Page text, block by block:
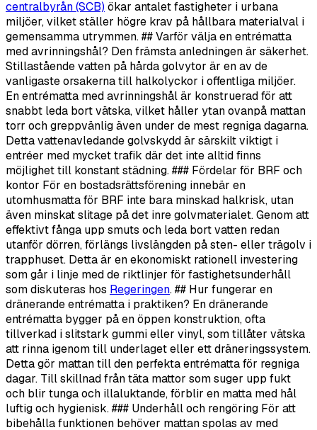
centralbyrån (SCB) ökar antalet fastigheter i urbana
miljöer, vilket ställer högre krav på hållbara materialval i
gemensamma utrymmen. ## Varför välja en entrématta
med avrinningshål? Den främsta anledningen är säkerhet.
Stillastående vatten på hårda golvytor är en av de
vanligaste orsakerna till halkolyckor i offentliga miljöer.
En entrématta med avrinningshål är konstruerad för att
snabbt leda bort vätska, vilket håller ytan ovanpå mattan
torr och greppvänlig även under de mest regniga dagarna.
Detta vattenavledande golvskydd är särskilt viktigt i
entréer med mycket trafik där det inte alltid finns
möjlighet till konstant städning. ### Fördelar för BRF och
kontor För en bostadsrättsförening innebär en
utomhusmatta för BRF inte bara minskad halkrisk, utan
även minskat slitage på det inre golvmaterialet. Genom att
effektivt fånga upp smuts och leda bort vatten redan
utanför dörren, förlängs livslängden på sten- eller trägolv i
trapphuset. Detta är en ekonomiskt rationell investering
som går i linje med de riktlinjer för fastighetsunderhåll
som diskuteras hos Regeringen. ## Hur fungerar en
dränerande entrématta i praktiken? En dränerande
entrématta bygger på en öppen konstruktion, ofta
tillverkad i slitstark gummi eller vinyl, som tillåter vätska
att rinna igenom till underlaget eller ett dräneringssystem.
Detta gör mattan till den perfekta entrématta för regniga
dagar. Till skillnad från täta mattor som suger upp fukt
och blir tunga och illaluktande, förblir en matta med hål
luftig och hygienisk. ### Underhåll och rengöring För att
bibehålla funktionen behöver mattan spolas av med